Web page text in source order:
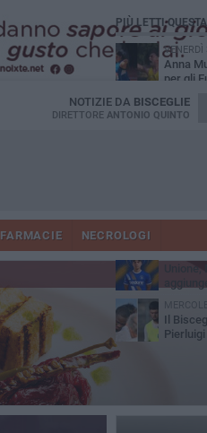
NOTIZIE DA BISCEGLIE
DIRETTORE ANTONIO QUINTO
FARMACIE NECROLOGI
PIÙ LETTI
VENERDÌ
Anna
per gli
LUNEDÌ 3
Simone
Unione,
SABATO
Il